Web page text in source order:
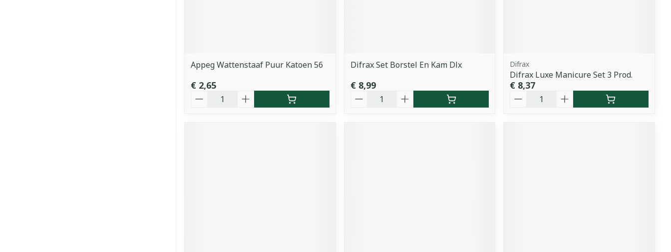
Appeg Wattenstaaf Puur Katoen 56
€ 2,65
Difrax Set Borstel En Kam Dlx
€ 8,99
Difrax
Difrax Luxe Manicure Set 3 Prod.
€ 8,37